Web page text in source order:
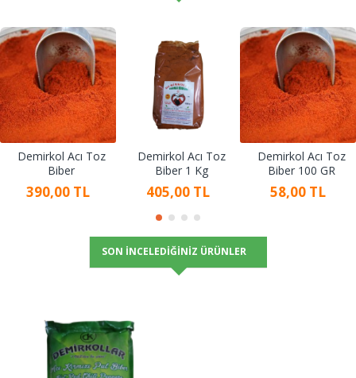
Demirkol Acı Toz
Biber
390,00 TL
Demirkol Acı Toz
Biber 1 Kg
405,00 TL
Demirkol Acı Toz
Biber 100 GR
58,00 TL
SON İNCELEDIĞINIZ ÜRÜNLER